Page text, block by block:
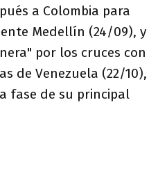
a Colombia para
Medellín (24/09), y
por los cruces con
de Venezuela (22/10),
fase de su principal